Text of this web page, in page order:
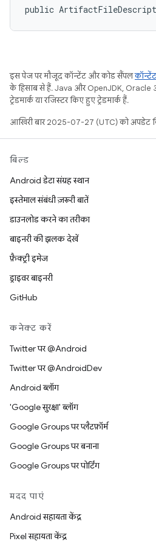
public
इस पेज पर मौजूद कॉन्टेंट और कोड सैंपल
के हिसाब से हैं. Java और OpenJDK,
ट्रेडमार्क या रजिस्टर किए हुए ट्रेडमार्क हैं.
आखिरी बार 2025-07-27 (UTC) को अपडेट
बिल्ड
Android डेटा संग्रह स्थान
इस्तेमाल संबंधी ज़रूरी बातें
डाउनलोड करने का तरीका
बाइनरी की झलक देखें
फ़ैक्ट्री इमेज
ड्राइवर बाइनरी
GitHub
कनेक्ट करें
Twitter पर @Android
Twitter पर @AndroidDev
Android ब्लॉग
'Google सुरक्षा' ब्लॉग
Google Groups पर प्लैटफ़ॉर्म
Google Groups पर बनाना
Google Groups पर पोर्टिंग
मदद पाएं
Android सहायता केंद्र
Pixel सहायता केंद्र